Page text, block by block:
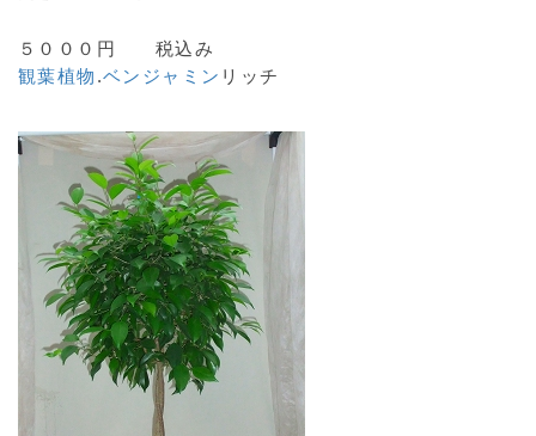
５０００円 税込み
観葉植物 .ベンジャミン リッチ